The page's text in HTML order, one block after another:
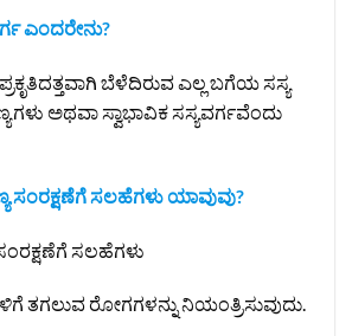
ಎಂದರೇನು?
ಬೆಳೆದಿರುವ ಎಲ್ಲ ಬಗೆಯ ಸಸ್ಯ
ಅಥವಾ ಸ್ವಾಭಾವಿಕ ಸಸ್ಯವರ್ಗವೆಂದು
ಸಂರಕ್ಷಣೆಗೆ ಸಲಹೆಗಳು ಯಾವುವು?
ಸಲಹೆಗಳು
ತಗಲುವ ರೋಗಗಳನ್ನು ನಿಯಂತ್ರಿಸುವುದು.